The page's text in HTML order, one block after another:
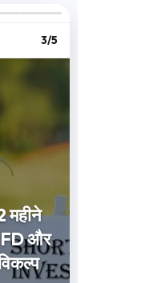
3/5
FD और